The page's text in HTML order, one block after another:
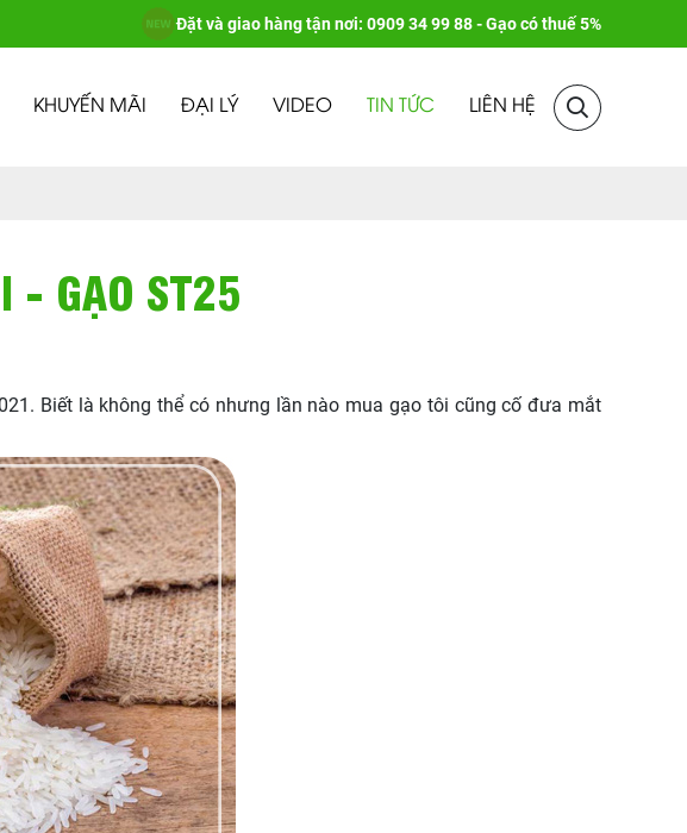
Đặt và giao hàng tận nơi: 0909 34 99 88 - Gạo có thuế 5%
KHUYẾN MÃI ĐẠI LÝ VIDEO TIN TỨC LIÊN HỆ
- GẠO ST25
Biết là không thể có nhưng lần nào mua gạo tôi cũng cố đưa mắt